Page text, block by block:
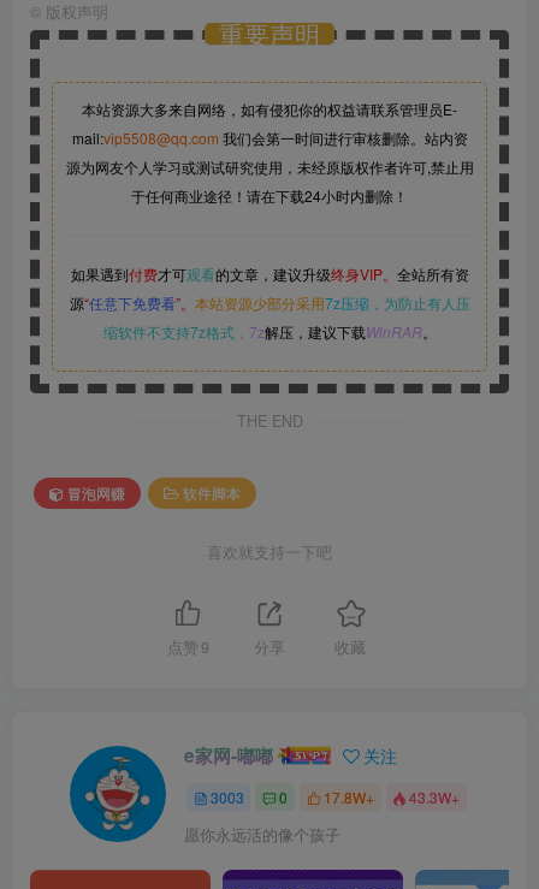
© 版权声明
重要声明
本站资源大多来自网络，如有侵犯你的权益请联系管理员E-
mail:vip5508@qq.com 我们会第一时间进行审核删除。站内资
源为网友个人学习或测试研究使用，未经原版权作者许可,禁止用
于任何商业途径！请在下载24小时内删除！
如果遇到付费才可观看的文章，建议升级终身VIP。 全站所有资
源“任意下免费看”。 本站资源少部分采用7z压缩， 为防止有人压
缩软件不支持7z格式，7z解压，建议下载WinRAR。
THE END
冒泡网赚 软件脚本
喜欢就支持一下吧
点赞 9 分享 收藏
e家网-嘟嘟 关注
3003 0 17.8W+ 43.3W+
愿你永远活的像个孩子